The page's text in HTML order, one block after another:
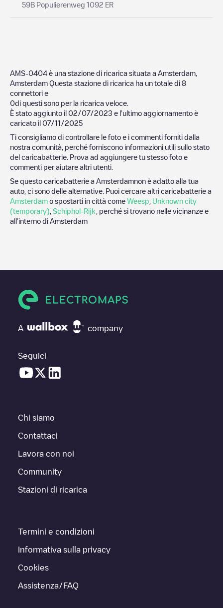
59B Populierenweg 1092 ER
AMS-0404 è una stazione di ricarica situata a Amsterdam
Amsterdam Questa stazione di ricarica ha un totale di 8
connettori e
0di questi sono per la ricarica veloce.
È stato aggiunto il 02/07/2023 e l'ultimo aggiornamento è
caricato il 07/11/2025
Ti consigliamo di controllare le foto e i commenti forniti dalla
nostra comunità, perché forniscono informazioni utili sullo stato
del caricabatterie. Prova ad aggiungere tu stesso foto e
commenti per aiutare altri utenti.
Se questo caricabatterie a Amsterdamnon è adatto alla tua
auto, ci sono delle alternative. Puoi cercare altri caricabatterie a
Amsterdam o spostarti in città come Weesp Unknown city
(temporary) Schiphol-Rijk
, perché si trovano nelle vicinanze e
all'interno di Amsterdam
A company
Seguici
Chi siamo
Contattaci
Lavora con noi
Community
Stazioni di ricarica
Termini e condizioni
Informativa sulla privacy
Cookies
Assistenza/FAQ